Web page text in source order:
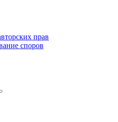
прав
споров